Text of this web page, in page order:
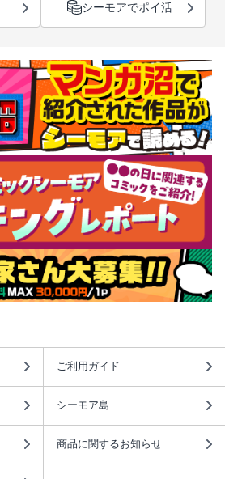
シーモアでポイ活
ご利用ガイド
シーモア島
商品に関するお知らせ